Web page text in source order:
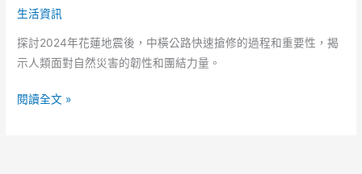
生活資訊
探討2024年花蓮地震後，中橫公路快速搶修的過程和重要性，揭
示人類面對自然災害的韌性和團結力量。
花
閱讀全文 »